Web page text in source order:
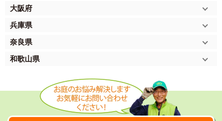
大阪府
兵庫県
奈良県
和歌山県